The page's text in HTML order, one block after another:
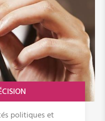
politiques et